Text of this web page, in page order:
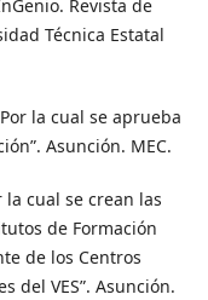
Revista de
Técnica Estatal
la cual se aprueba
Asunción. MEC.
la cual se crean las
de Formación
de los Centros
del VES”. Asunción.